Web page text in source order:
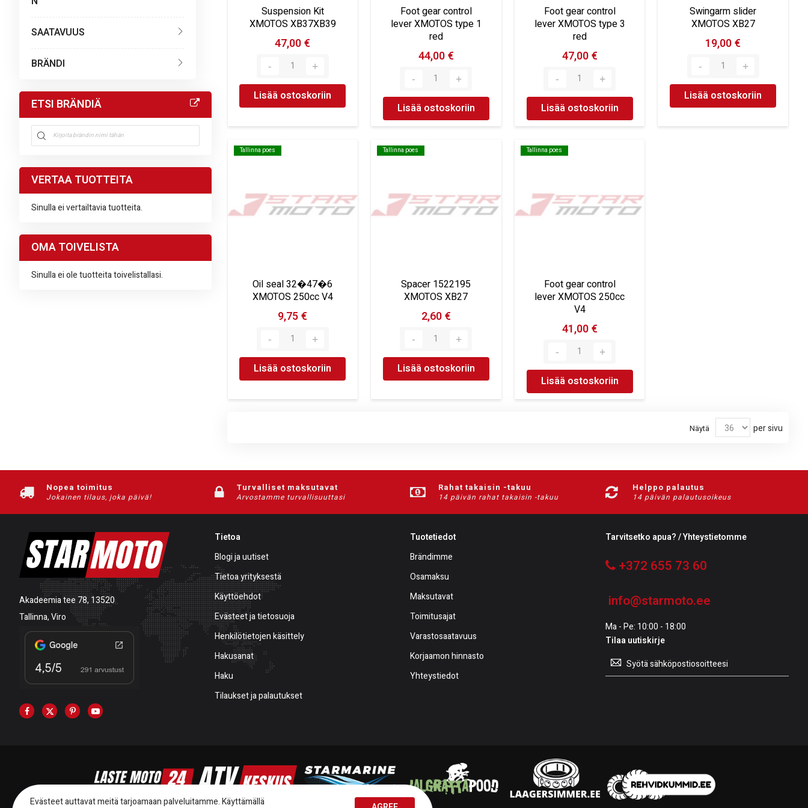
Suspension Kit
XMOTOS XB37XB39
47,00 €
Lisää ostoskoriin
Foot gear control
lever XMOTOS type 1
red
44,00 €
Lisää ostoskoriin
Foot gear control
lever XMOTOS type 3
red
47,00 €
Lisää ostoskoriin
Swingarm slider
XMOTOS XB27
19,00 €
Lisää ostoskoriin
Tallinna poes
Tallinna poes
Oil seal 32�47�6
XMOTOS 250cc V4
9,75 €
Lisää ostoskoriin
Tallinna poes
Tallinna poes
Spacer 1522195
XMOTOS XB27
2,60 €
Lisää ostoskoriin
Tallinna poes
Tallinna poes
Foot gear control
lever XMOTOS 250cc
V4
41,00 €
Lisää ostoskoriin
Näytä per sivu
SAATAVUUS
BRÄNDI
ETSI BRÄNDIÄ
VERTAA TUOTTEITA
Sinulla ei vertailtavia tuotteita.
OMA TOIVELISTA
Sinulla ei ole tuotteita toivelistallasi.
Nopea toimitus
Jokainen tilaus, joka päivä!
Turvalliset maksutavat
Arvostamme turvallisuuttasi
Rahat takaisin -takuu
14 päivän rahat takaisin -takuu
Helppo palautus
14 päivän palautusoikeus
Akadeemia tee 78, 13520
Tallinna, Viro
Tietoa
Blogi ja uutiset
Tietoa yrityksestä
Käyttöehdot
Evästeet ja tietosuoja
Henkilötietojen käsittely
Hakusanat
Haku
Tilaukset ja palautukset
Tuotetiedot
Brändimme
Osamaksu
Maksutavat
Toimitusajat
Varastosaatavuus
Korjaamon hinnasto
Yhteystiedot
Tarvitsetko apua? / Yhteystietomme
+372 655 73 60
info@starmoto.ee
Ma - Pe: 10:00 - 18:00
Tilaa uutiskirje
Tilaa
uutiskirje:
Evästeet auttavat meitä tarjoamaan palveluitamme. Käyttämällä